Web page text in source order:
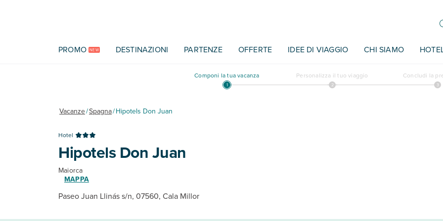
PROMO NEW DESTINAZIONI PARTENZE OFFERTE IDEE DI VIAGGIO CHI SIAMO
Componi la tua vacanza Personalizza il tuo viaggio Concludi la
Vacanze/Spagna/Hipotels Don Juan
Hotel
Hipotels Don Juan
Maiorca
MAPPA
Paseo Juan Llinás s/n, 07560, Cala Millor